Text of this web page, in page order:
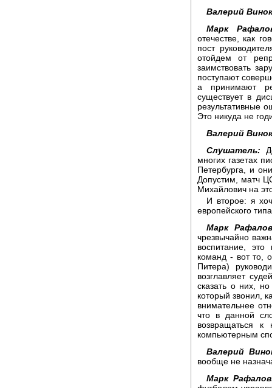
Валерий
Марк
отечестве, как
пост
отойдем от
заимствовать
поступают
а принимают
существует в
результативные
Это никуда не
Валерий
Слушатель:
многих газетах
Петербурга, и
Допустим, матч
Михайлович на
И второе: я
европейского
Марк
чрезвычайно
воспитание,
команд - вот то,
Питера)
возглавляет
сказать о них,
который звонил,
внимательнее
что в данной
возвращаться
компьютерным
Валерий
вообще не
Марк